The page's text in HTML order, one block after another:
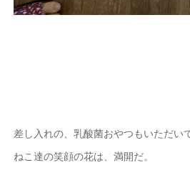
差し入れの、乳酸菌おやつもいただい
ねこ達の笑顔の花は、満開だ。